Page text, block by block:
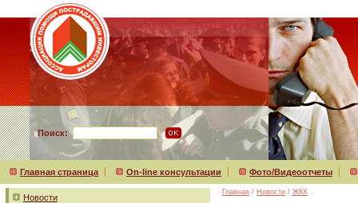
Поиск:
Главная страница On-line консультации Фото/Видеоотчеты
Новости
Главная / Новости / ЖКХ